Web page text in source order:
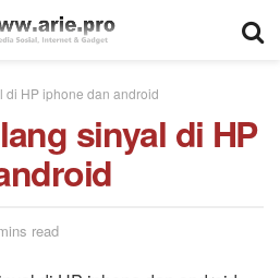
di HP iphone dan android
sinyal di HP
read